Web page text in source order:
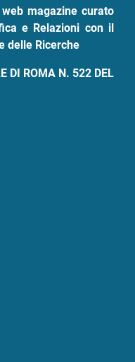
magazine curato
e Relazioni con il
delle Ricerche
DI ROMA N. 522 DEL